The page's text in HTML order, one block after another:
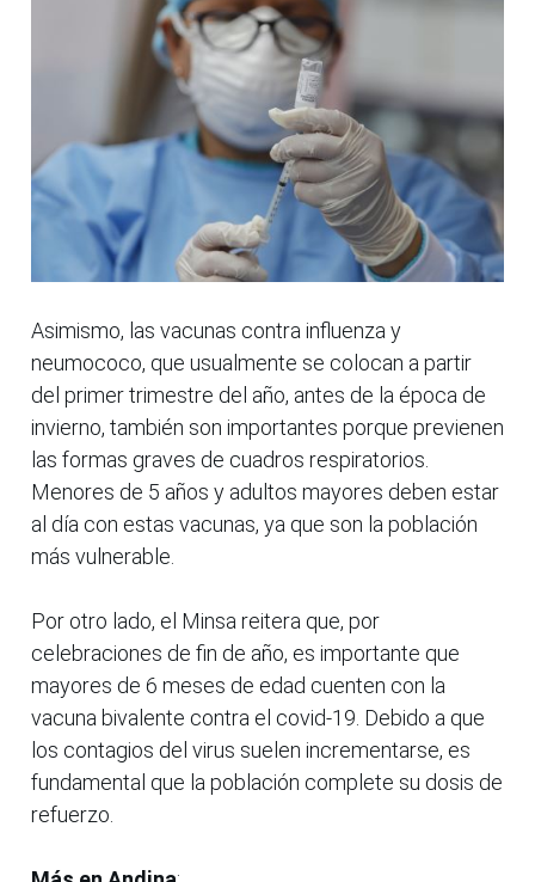
Asimismo, las vacunas contra influenza y
neumococo, que usualmente se colocan a partir
del primer trimestre del año, antes de la época de
invierno, también son importantes porque previenen
las formas graves de cuadros respiratorios.
Menores de 5 años y adultos mayores deben estar
al día con estas vacunas, ya que son la población
más vulnerable.
Por otro lado, el Minsa reitera que, por
celebraciones de fin de año, es importante que
mayores de 6 meses de edad cuenten con la
vacuna bivalente contra el covid-19. Debido a que
los contagios del virus suelen incrementarse, es
fundamental que la población complete su dosis de
refuerzo.